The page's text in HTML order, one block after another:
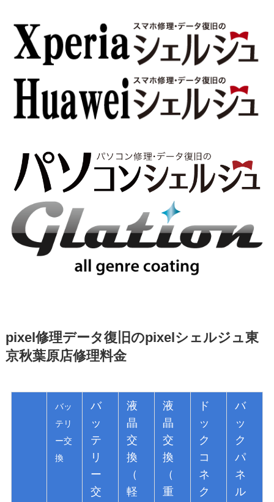
pixel修理データ復旧のpixelシェルジュ東
京秋葉原店修理料金
バッ
テリ
ー交
換
バ
ッ
テ
リ
ー
交
液
晶
交
換
（
軽
液
晶
交
換
（
重
ド
ッ
ク
コ
ネ
ク
バ
ッ
ク
パ
ネ
ル